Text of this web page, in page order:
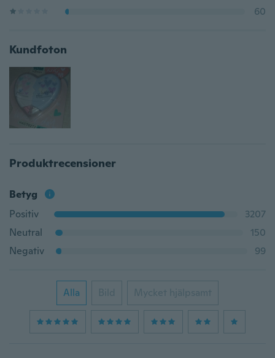
60
Kundfoton
Produktrecensioner
Betyg
Positiv
3207
Neutral
150
Negativ
99
Alla Bild Mycket hjälpsamt